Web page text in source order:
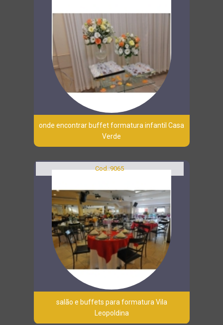
onde encontrar buffet formatura infantil Casa
Verde
Cod.:9065
salão e buffets para formatura Vila
Leopoldina